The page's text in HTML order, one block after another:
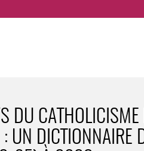
DU CATHOLICISME
UN DICTIONNAIRE